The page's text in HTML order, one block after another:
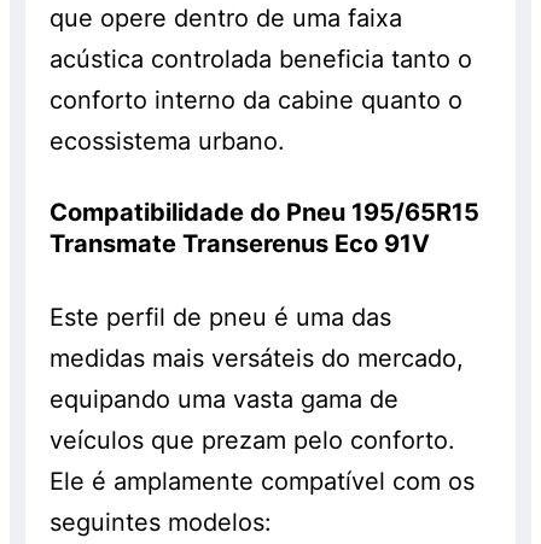
que opere dentro de uma faixa
acústica controlada beneficia tanto o
conforto interno da cabine quanto o
ecossistema urbano.
Compatibilidade do Pneu 195/65R15
Transmate Transerenus Eco 91V
Este perfil de pneu é uma das
medidas mais versáteis do mercado,
equipando uma vasta gama de
veículos que prezam pelo conforto.
Ele é amplamente compatível com os
seguintes modelos: